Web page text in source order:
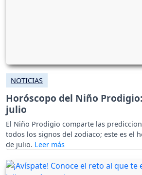
NOTICIAS
Horóscopo del Niño
julio
El Niño Prodigio comparte las
todos los signos del zodiaco; este es el
de julio.